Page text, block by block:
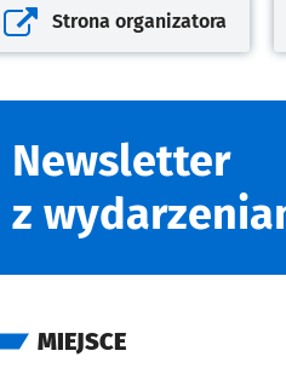
Otwiera się w nowej karcie
Strona organizatora
Newsletter
z
MIEJSCE